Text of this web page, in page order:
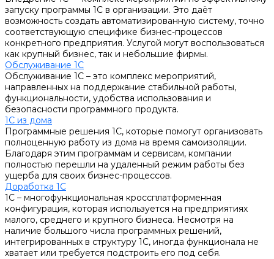
запуску программы 1С в организации. Это даёт
возможность создать автоматизированную систему, точно
соответствующую специфике бизнес-процессов
конкретного предприятия. Услугой могут воспользоваться
как крупный бизнес, так и небольшие фирмы.
Обслуживание 1С
Обслуживание 1С – это комплекс мероприятий,
направленных на поддержание стабильной работы,
функциональности, удобства использования и
безопасности программного продукта.
1С из дома
Программные решения 1С, которые помогут организовать
полноценную работу из дома на время самоизоляции.
Благодаря этим программам и сервисам, компании
полностью перешли на удаленный режим работы без
ущерба для своих бизнес-процессов.
Доработка 1С
1С – многофункциональная кроссплатформенная
конфигурация, которая используется на предприятиях
малого, среднего и крупного бизнеса. Несмотря на
наличие большого числа программных решений,
интегрированных в структуру 1С, иногда функционала не
хватает или требуется подстроить его под себя.